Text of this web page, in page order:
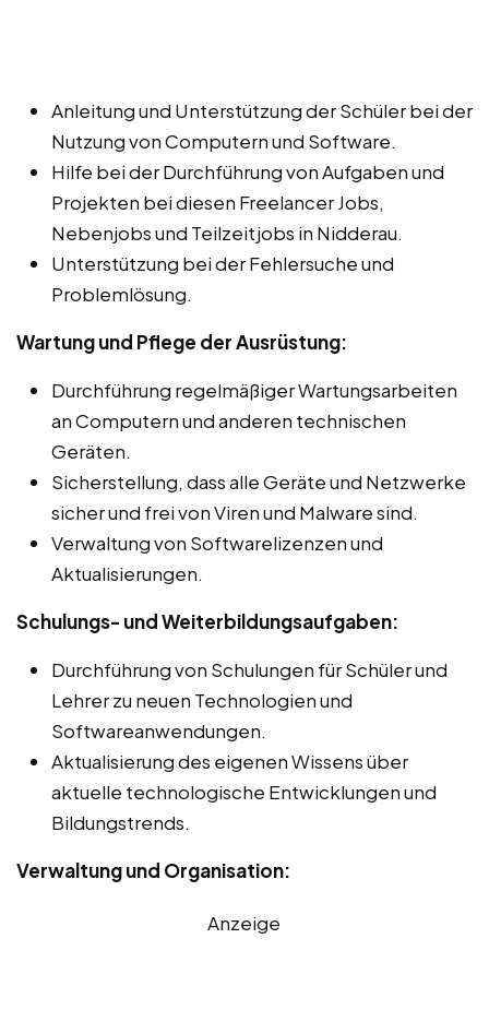
Anleitung und Unterstützung der Schüler bei der
Nutzung von Computern und Software.
Hilfe bei der Durchführung von Aufgaben und
Projekten bei diesen Freelancer Jobs,
Nebenjobs und Teilzeitjobs in Nidderau.
Unterstützung bei der Fehlersuche und
Problemlösung.
Wartung und Pflege der Ausrüstung:
Durchführung regelmäßiger Wartungsarbeiten
an Computern und anderen technischen
Geräten.
Sicherstellung, dass alle Geräte und Netzwerke
sicher und frei von Viren und Malware sind.
Verwaltung von Softwarelizenzen und
Aktualisierungen.
Schulungs- und Weiterbildungsaufgaben:
Durchführung von Schulungen für Schüler und
Lehrer zu neuen Technologien und
Softwareanwendungen.
Aktualisierung des eigenen Wissens über
aktuelle technologische Entwicklungen und
Bildungstrends.
Verwaltung und Organisation:
Anzeige